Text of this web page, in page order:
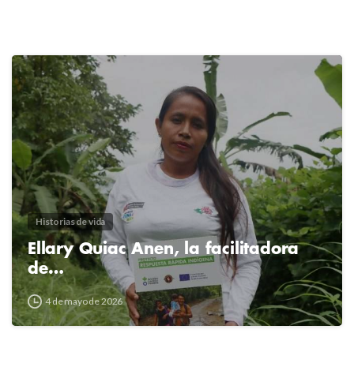
24
Historias de vida
Ellary Quiac Anen, la facilitadora
de…
4 de mayo de 2026